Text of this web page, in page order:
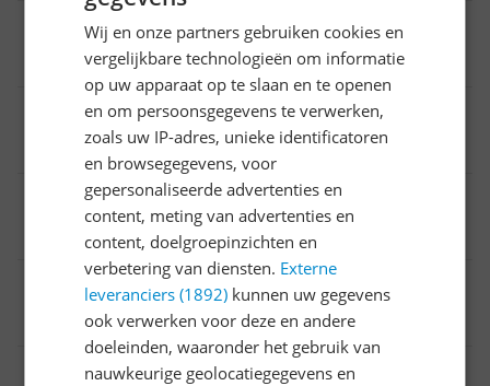
Snoerlengte
Gewicht
Reinigt ondergronden
Harde vloeren
Type apparaat
Steelstofzuiger
Wij en onze partners gebruiken cookies en
vergelijkbare technologieën om informatie
op uw apparaat op te slaan en te openen
en om persoonsgegevens te verwerken,
zoals uw IP-adres, unieke identificatoren
en browsegegevens, voor
gepersonaliseerde advertenties en
content, meting van advertenties en
content, doelgroepinzichten en
verbetering van diensten. Externe
leveranciers (1892) kunnen uw gegevens
ook verwerken voor deze en andere
doeleinden, waaronder het gebruik van
nauwkeurige geolocatiegegevens en